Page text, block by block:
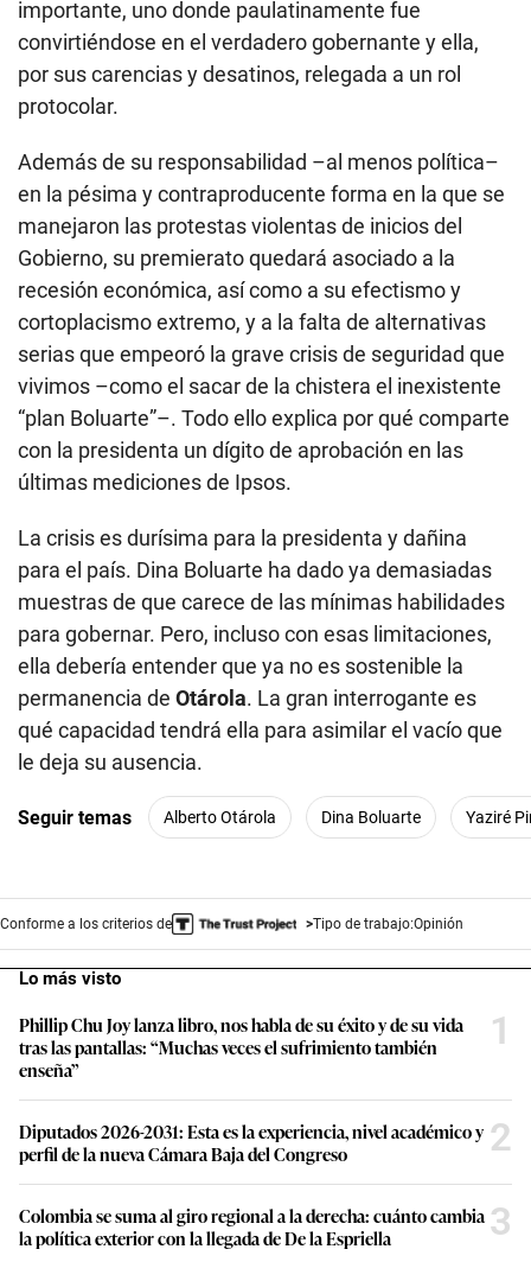
importante, uno donde paulatinamente fue
convirtiéndose en el verdadero gobernante y ella,
por sus carencias y desatinos, relegada a un rol
protocolar.
Además de su responsabilidad –al menos política–
en la pésima y contraproducente forma en la que se
manejaron las protestas violentas de inicios del
Gobierno, su premierato quedará asociado a la
recesión económica, así como a su efectismo y
cortoplacismo extremo, y a la falta de alternativas
serias que empeoró la grave crisis de seguridad que
vivimos –como el sacar de la chistera el inexistente
“plan Boluarte”–. Todo ello explica por qué comparte
con la presidenta un dígito de aprobación en las
últimas mediciones de Ipsos.
La crisis es durísima para la presidenta y dañina
para el país. Dina Boluarte ha dado ya demasiadas
muestras de que carece de las mínimas habilidades
para gobernar. Pero, incluso con esas limitaciones,
ella debería entender que ya no es sostenible la
permanencia de Otárola. La gran interrogante es
qué capacidad tendrá ella para asimilar el vacío que
le deja su ausencia.
Seguir temas Alberto Otárola Dina Boluarte Yaziré
Conforme a los criterios de Tipo de trabajo:Opinión
Lo más visto
Phillip Chu Joy lanza libro, nos habla de su éxito y de su vida
tras las pantallas: “Muchas veces el sufrimiento también
enseña”
1
Diputados 2026-2031: Esta es la experiencia, nivel académico y
perfil de la nueva Cámara Baja del Congreso
2
Colombia se suma al giro regional a la derecha: cuánto cambia
la política exterior con la llegada de De la Espriella
3